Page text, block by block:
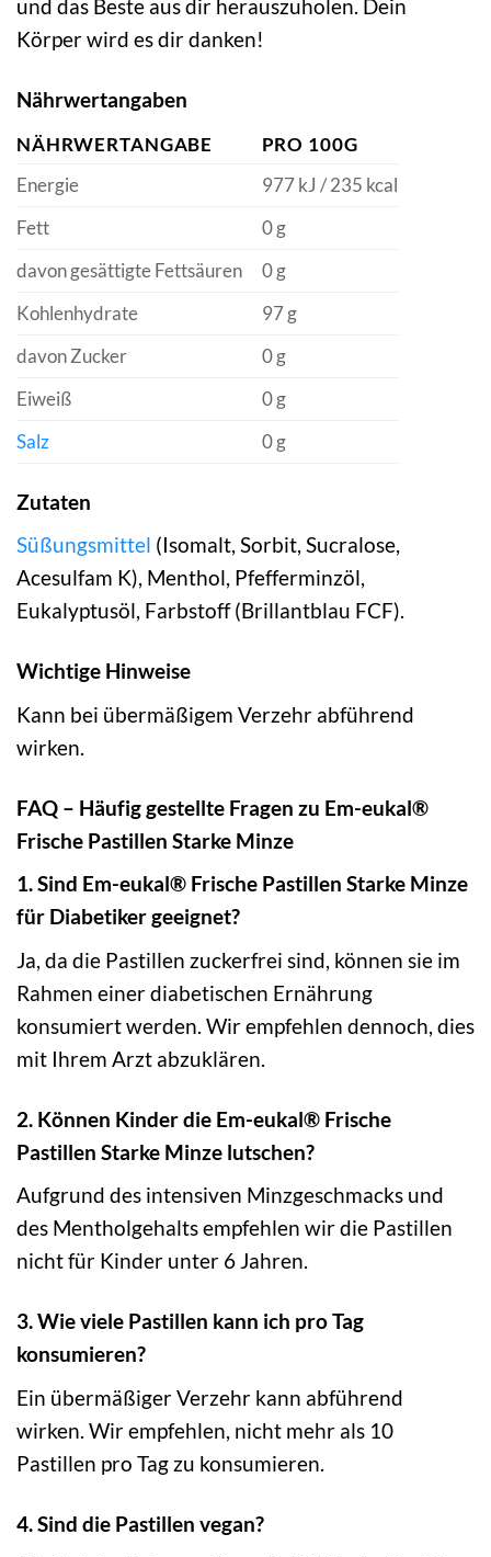
und das Beste aus dir herauszuholen. Dein
Körper wird es dir danken!
Nährwertangaben
NÄHRWERTANGABE
PRO 100G
Energie
977 kJ / 235 kcal
Fett
0 g
davon gesättigte Fettsäuren
0 g
Kohlenhydrate
97 g
davon Zucker
0 g
Eiweiß
0 g
Salz
0 g
Zutaten
Süßungsmittel (Isomalt, Sorbit, Sucralose,
Acesulfam K), Menthol, Pfefferminzöl,
Eukalyptusöl, Farbstoff (Brillantblau FCF).
Wichtige Hinweise
Kann bei übermäßigem Verzehr abführend
wirken.
FAQ – Häufig gestellte Fragen zu Em-eukal®
Frische Pastillen Starke Minze
1. Sind Em-eukal® Frische Pastillen Starke Minze
für Diabetiker geeignet?
Ja, da die Pastillen zuckerfrei sind, können sie im
Rahmen einer diabetischen Ernährung
konsumiert werden. Wir empfehlen dennoch, dies
mit Ihrem Arzt abzuklären.
2. Können Kinder die Em-eukal® Frische
Pastillen Starke Minze lutschen?
Aufgrund des intensiven Minzgeschmacks und
des Mentholgehalts empfehlen wir die Pastillen
nicht für Kinder unter 6 Jahren.
3. Wie viele Pastillen kann ich pro Tag
konsumieren?
Ein übermäßiger Verzehr kann abführend
wirken. Wir empfehlen, nicht mehr als 10
Pastillen pro Tag zu konsumieren.
4. Sind die Pastillen vegan?